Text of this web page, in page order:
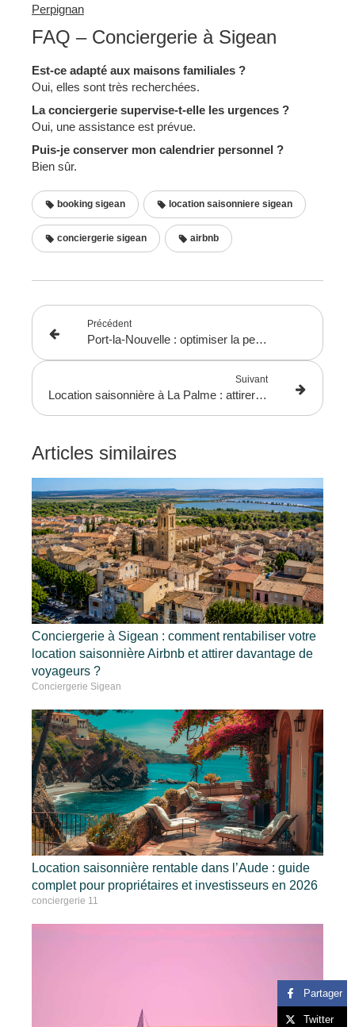
Perpignan
FAQ – Conciergerie à Sigean
Est-ce adapté aux maisons familiales ?
Oui, elles sont très recherchées.
La conciergerie supervise-t-elle les urgences ?
Oui, une assistance est prévue.
Puis-je conserver mon calendrier personnel ?
Bien sûr.
booking sigean location saisonniere sigean
conciergerie sigean airbnb
Précédent
Port-la-Nouvelle : optimiser la performance de votre location saisonnière avec une conciergerie locale
Suivant
Location saisonnière à La Palme : attirer plus de voyageurs grâce à une supervision professionnelle
Articles similaires
Conciergerie à Sigean : comment rentabiliser votre
location saisonnière Airbnb et attirer davantage de
voyageurs ?
Conciergerie Sigean
Location saisonnière rentable dans l’Aude : guide
complet pour propriétaires et investisseurs en 2026
conciergerie 11
Partager
Twitter